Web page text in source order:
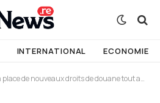
INTERNATIONAL ECONOMIE
de douane tout aussi fragiles que ceux annulés par la Cour suprême »